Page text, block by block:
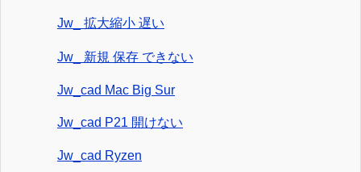
Jw_ 拡大縮小 遅い
Jw_ 新規 保存 できない
Jw_cad Mac Big Sur
Jw_cad P21 開けない
Jw_cad Ryzen